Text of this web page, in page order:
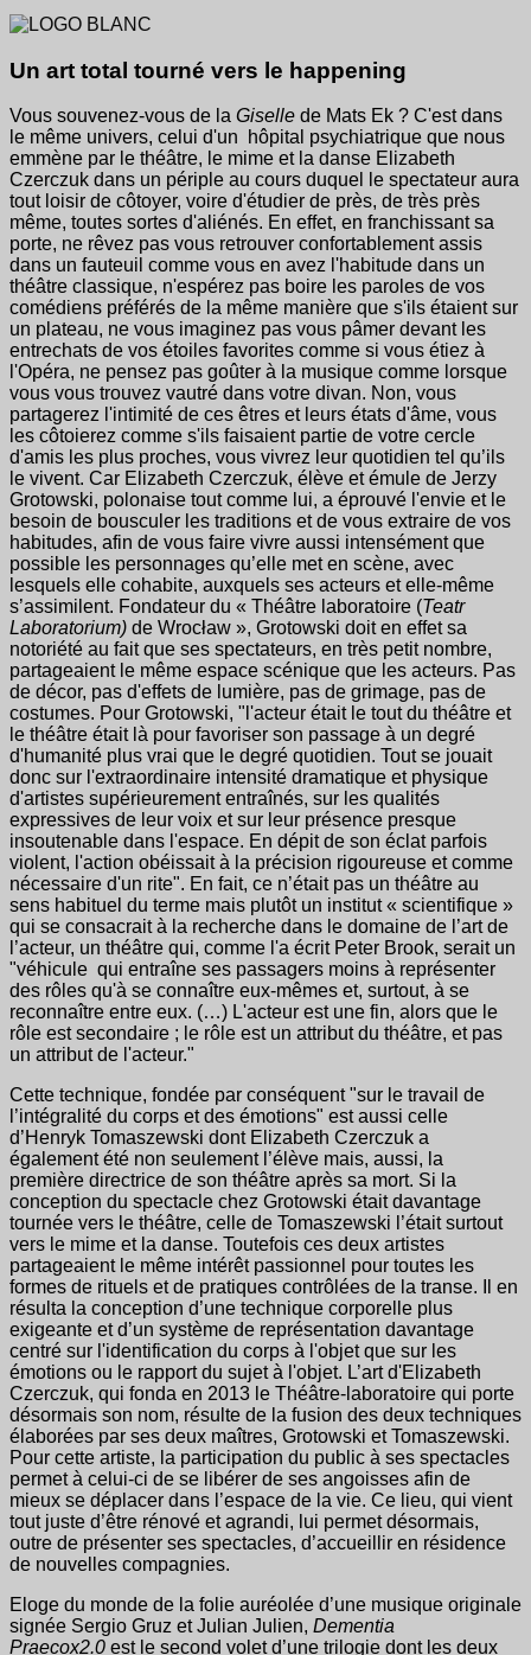
Un art total tourné vers le happening
Vous souvenez-vous de la Giselle de Mats Ek ? C'est dans
le même univers, celui d'un hôpital psychiatrique que nous
emmène par le théâtre, le mime et la danse Elizabeth
Czerczuk dans un périple au cours duquel le spectateur aura
tout loisir de côtoyer, voire d'étudier de près, de très près
même, toutes sortes d'aliénés. En effet, en franchissant sa
porte, ne rêvez pas vous retrouver confortablement assis
dans un fauteuil comme vous en avez l'habitude dans un
théâtre classique, n'espérez pas boire les paroles de vos
comédiens préférés de la même manière que s'ils étaient sur
un plateau, ne vous imaginez pas vous pâmer devant les
entrechats de vos étoiles favorites comme si vous étiez à
l'Opéra, ne pensez pas goûter à la musique comme lorsque
vous vous trouvez vautré dans votre divan. Non, vous
partagerez l'intimité de ces êtres et leurs états d'âme, vous
les côtoierez comme s'ils faisaient partie de votre cercle
d'amis les plus proches, vous vivrez leur quotidien tel qu’ils
le vivent. Car Elizabeth Czerczuk, élève et émule de Jerzy
Grotowski, polonaise tout comme lui, a éprouvé l'envie et le
besoin de bousculer les traditions et de vous extraire de vos
habitudes, afin de vous faire vivre aussi intensément que
possible les personnages qu’elle met en scène, avec
lesquels elle cohabite, auxquels ses acteurs et elle-même
s’assimilent. Fondateur du « Théâtre laboratoire (Teatr
Laboratorium) de Wrocław », Grotowski doit en effet sa
notoriété au fait que ses spectateurs, en très petit nombre,
partageaient le même espace scénique que les acteurs. Pas
de décor, pas d'effets de lumière, pas de grimage, pas de
costumes. Pour Grotowski, "l'acteur était le tout du théâtre et
le théâtre était là pour favoriser son passage à un degré
d'humanité plus vrai que le degré quotidien. Tout se jouait
donc sur l'extraordinaire intensité dramatique et physique
d'artistes supérieurement entraînés, sur les qualités
expressives de leur voix et sur leur présence presque
insoutenable dans l'espace. En dépit de son éclat parfois
violent, l'action obéissait à la précision rigoureuse et comme
nécessaire d'un rite". En fait, ce n’était pas un théâtre au
sens habituel du terme mais plutôt un institut « scientifique »
qui se consacrait à la recherche dans le domaine de l’art de
l’acteur, un théâtre qui, comme l'a écrit Peter Brook, serait un
"véhicule qui entraîne ses passagers moins à représenter
des rôles qu'à se connaître eux-mêmes et, surtout, à se
reconnaître entre eux. (…) L'acteur est une fin, alors que le
rôle est secondaire ; le rôle est un attribut du théâtre, et pas
un attribut de l'acteur."
Cette technique, fondée par conséquent "sur le travail de
l’intégralité du corps et des émotions" est aussi celle
d’Henryk Tomaszewski dont Elizabeth Czerczuk a
également été non seulement l’élève mais, aussi, la
première directrice de son théâtre après sa mort. Si la
conception du spectacle chez Grotowski était davantage
tournée vers le théâtre, celle de Tomaszewski l’était surtout
vers le mime et la danse. Toutefois ces deux artistes
partageaient le même intérêt passionnel pour toutes les
formes de rituels et de pratiques contrôlées de la transe. Il en
résulta la conception d’une technique corporelle plus
exigeante et d’un système de représentation davantage
centré sur l'identification du corps à l'objet que sur les
émotions ou le rapport du sujet à l'objet. L’art d'Elizabeth
Czerczuk, qui fonda en 2013 le Théâtre-laboratoire qui porte
désormais son nom, résulte de la fusion des deux techniques
élaborées par ses deux maîtres, Grotowski et Tomaszewski.
Pour cette artiste, la participation du public à ses spectacles
permet à celui-ci de se libérer de ses angoisses afin de
mieux se déplacer dans l’espace de la vie. Ce lieu, qui vient
tout juste d’être rénové et agrandi, lui permet désormais,
outre de présenter ses spectacles, d’accueillir en résidence
de nouvelles compagnies.
Eloge du monde de la folie auréolée d’une musique originale
signée Sergio Gruz et Julian Julien, Dementia
Praecox2.0 est le second volet d’une trilogie dont les deux